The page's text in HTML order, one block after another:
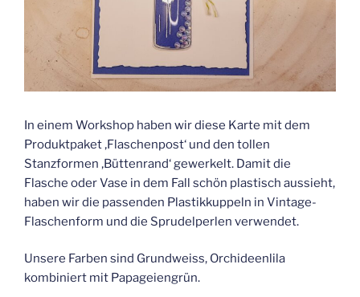
In einem Workshop haben wir diese Karte mit dem
Produktpaket ‚Flaschenpost‘ und den tollen
Stanzformen ‚Büttenrand‘ gewerkelt. Damit die
Flasche oder Vase in dem Fall schön plastisch aussieht,
haben wir die passenden Plastikkuppeln in Vintage-
Flaschenform und die Sprudelperlen verwendet.
Unsere Farben sind Grundweiss, Orchideenlila
kombiniert mit Papageiengrün.